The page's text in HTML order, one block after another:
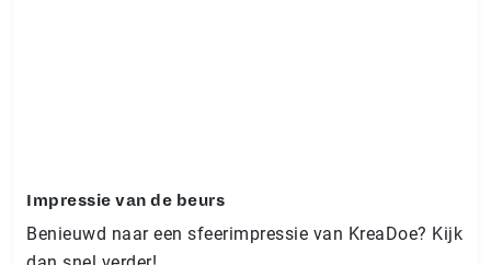
Impressie van de beurs
Benieuwd naar een sfeerimpressie van KreaDoe? Kijk